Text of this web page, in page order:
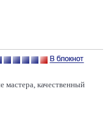
качественный